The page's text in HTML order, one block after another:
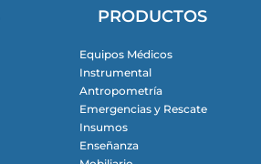
t
u
e
PRODUCTOS
Equipos Médicos
Instrumental
Antropometría
Emergencias y Rescate
Insumos
Enseñanza